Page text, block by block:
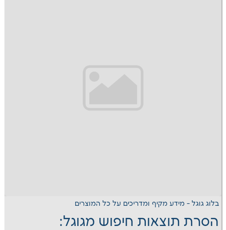
מקיף ומדריכים על כל המוצרים
חיפוש מגוגל: